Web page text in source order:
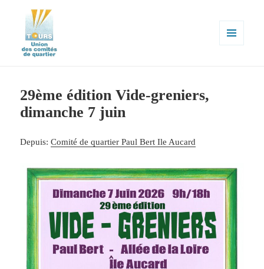
ville de Tours
29ème édition Vide-greniers,
dimanche 7 juin
Depuis:Comité de quartier Paul Bert Ile Aucard